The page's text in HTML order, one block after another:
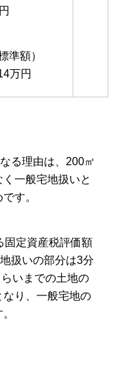
準額）
万円
る理由は、200㎡
一般宅地扱いと
す。
固定資産税評価額
扱いの部分は3分
いまでの土地の
り、一般宅地の